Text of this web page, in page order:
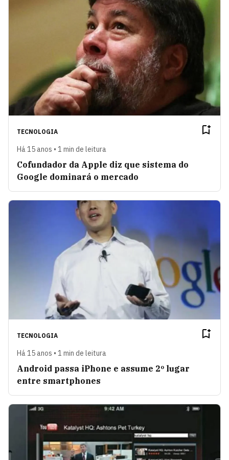
TECNOLOGIA
Há 15 anos • 1 min de leitura
Cofundador da Apple diz que sistema do
Google dominará o mercado
TECNOLOGIA
Há 15 anos • 1 min de leitura
Android passa iPhone e assume 2º lugar
entre smartphones